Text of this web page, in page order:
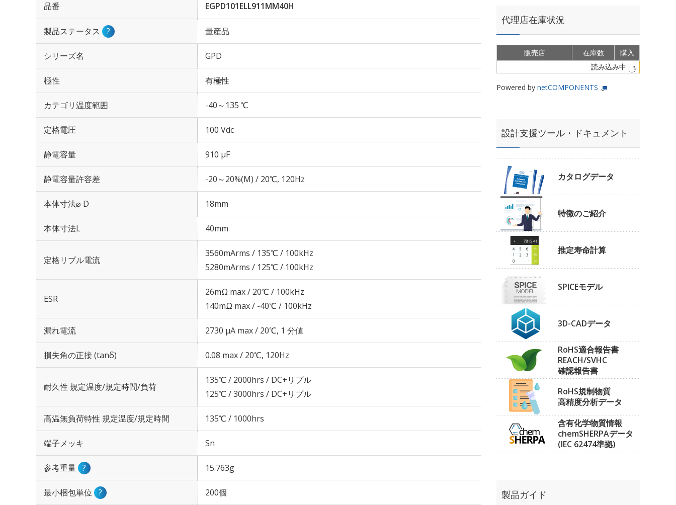
品番 EGPD101ELL911MM40H
製品ステータス ? 量産品
シリーズ名 GPD
極性 有極性
カテゴリ温度範囲 -40～135 ℃
定格電圧 100 Vdc
静電容量 910 µF
静電容量許容差 -20～20%(M) / 20℃, 120Hz
本体寸法⌀ D 18mm
本体寸法L 40mm
定格リプル電流
3560mArms / 135℃ / 100kHz
5280mArms / 125℃ / 100kHz
ESR
26mΩ max / 20℃ / 100kHz
140mΩ max / -40℃ / 100kHz
漏れ電流 2730 μA max / 20℃, 1 分値
損失角の正接 (tanδ) 0.08 max / 20℃, 120Hz
耐久性 規定温度/規定時間/負荷
135℃ / 2000hrs / DC+リプル
125℃ / 3000hrs / DC+リプル
高温無負荷特性 規定温度/規定時間 135℃ / 1000hrs
端子メッキ Sn
参考重量 ? 15.763g
最小梱包単位 ? 200個
代理店在庫状況
販売店 在庫数
購入
読み込み中
Powered by netCOMPONENTS
設計支援ツール・ドキュメント
カタログデータ
特徴のご紹介
推定寿命計算
SPICEモデル
3D-CADデータ
RoHS適合報告書
REACH/SVHC
確認報告書
RoHS規制物質
高精度分析データ
含有化学物質情報
chemSHERPAデータ
(IEC 62474準拠)
製品ガイド